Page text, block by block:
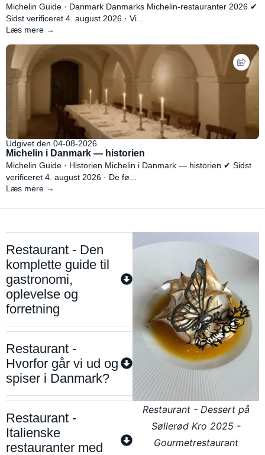
Michelin Guide · Danmark Danmarks Michelin-restauranter 2026 ✔
Sidst verificeret 4. august 2026 · Vi...
Læs mere →
Udgivet den 04-08-2026
Michelin i Danmark — historien
Michelin Guide · Historien Michelin i Danmark — historien ✔ Sidst
verificeret 4. august 2026 · De fø...
Læs mere →
Restaurant - Den
komplette guide til
gastronomi,
oplevelse og
forretning
Restaurant -
Hvorfor går vi ud og
spiser i Danmark?
Restaurant -
Italienske
restauranter med
Restaurant - Dessert på
Søllerød Kro 2025 -
Gourmetrestaurant